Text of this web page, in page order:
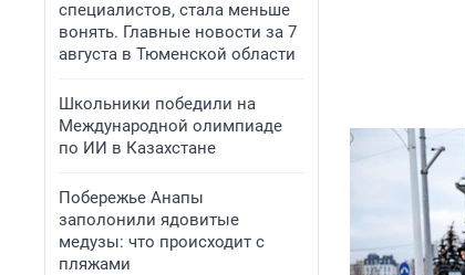
специалистов, стала меньше
вонять. Главные новости за 7
августа в Тюменской области
Школьники победили на
Международной олимпиаде
по ИИ в Казахстане
Побережье Анапы
заполонили ядовитые
медузы: что происходит с
пляжами